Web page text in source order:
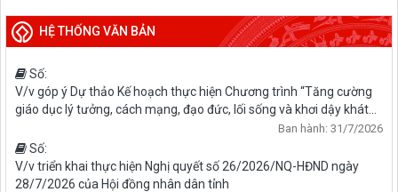
HỆ THỐNG VĂN BẢN
Số:
V/v góp ý Dự thảo Kế hoạch thực hiện Chương trình “Tăng cường
giáo dục lý tưởng, cách mạng, đạo đức, lối sống và khơi dậy khát
vọng cống hiến; giáo dục truyền thống gắn với di sản văn hóa địa
phương cho học sinh, sinh viên giai đoạn 2026-2030” trên địa bàn
tỉnh
Ban hành: 31/7/2026
Số:
V/v triển khai thực hiện Nghị quyết số 26/2026/NQ-HĐND ngày
28/7/2026 của Hội đồng nhân dân tỉnh